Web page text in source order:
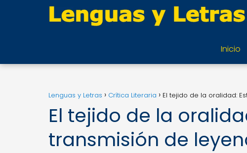
Inicio
Lenguas y Letras Crítica Literaria El tejido de la oralidad:
El tejido de la
transmisión de